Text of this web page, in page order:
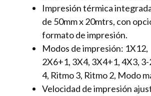
Impresión térmica
de 50mm x 20mtrs, con
formato de impresión.
Modos de impresión:
2X6+1, 3X4, 3X4+1, 4X3,
4, Ritmo 3, Ritmo 2, Modo
Velocidad de impresión